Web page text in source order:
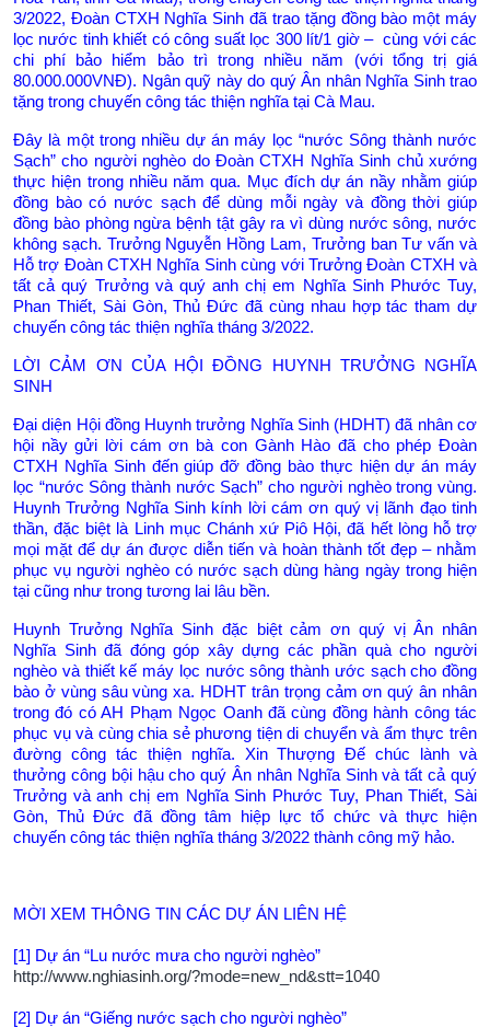
3/2022, Đoàn CTXH Nghĩa Sinh đã trao tặng đồng bào một máy
lọc nước tinh khiết có công suất lọc 300 lít/1 giờ – cùng với các
chi phí bảo hiểm bảo trì trong nhiều năm (với tổng trị giá
80.000.000VNĐ). Ngân quỹ này do quý Ân nhân Nghĩa Sinh trao
tặng trong chuyến công tác thiện nghĩa tại Cà Mau.
Đây là một trong nhiều dự án máy lọc “nước Sông thành nước
Sạch” cho người nghèo do Đoàn CTXH Nghĩa Sinh chủ xướng
thực hiện trong nhiều năm qua. Mục đích dự án nầy nhằm giúp
đồng bào có nước sạch để dùng mỗi ngày và đồng thời giúp
đồng bào phòng ngừa bệnh tật gây ra vì dùng nước sông, nước
không sạch. Trưởng Nguyễn Hồng Lam, Trưởng ban Tư vấn và
Hỗ trợ Đoàn CTXH Nghĩa Sinh cùng với Trưởng Đoàn CTXH và
tất cả quý Trưởng và quý anh chị em Nghĩa Sinh Phước Tuy,
Phan Thiết, Sài Gòn, Thủ Đức đã cùng nhau hợp tác tham dự
chuyến công tác thiện nghĩa tháng 3/2022.
LỜI CẢM ƠN CỦA HỘI ĐỒNG HUYNH TRƯỞNG NGHĨA
SINH
Đại diện Hội đồng Huynh trưởng Nghĩa Sinh (HDHT) đã nhân cơ
hội nầy gửi lời cám ơn bà con Gành Hào đã cho phép Đoàn
CTXH Nghĩa Sinh đến giúp đỡ đồng bào thực hiện dự án máy
lọc “nước Sông thành nước Sạch” cho người nghèo trong vùng.
Huynh Trưởng Nghĩa Sinh kính lời cám ơn quý vị lãnh đạo tinh
thần, đặc biệt là Linh mục Chánh xứ Piô Hội, đã hết lòng hỗ trợ
mọi mặt để dự án được diễn tiến và hoàn thành tốt đẹp – nhằm
phục vụ người nghèo có nước sạch dùng hàng ngày trong hiện
tại cũng như trong tương lai lâu bền.
Huynh Trưởng Nghĩa Sinh đặc biệt cảm ơn quý vị Ân nhân
Nghĩa Sinh đã đóng góp xây dựng các phần quà cho người
nghèo và thiết kế máy lọc nước sông thành ước sạch cho đồng
bào ở vùng sâu vùng xa. HDHT trân trọng cảm ơn qu‎ý ân nhân
trong đó có AH Phạm Ngọc Oanh đã cùng đồng hành công tác
phục vụ và cùng chia sẻ phương tiện di chuyển và ẩm thực trên
đường công tác thiện nghĩa. Xin Thượng Đế chúc lành và
thưởng công bội hậu cho quý Ân nhân Nghĩa Sinh và tất cả quý
Trưởng và anh chị em Nghĩa Sinh Phước Tuy, Phan Thiết, Sài
Gòn, Thủ Đức đã đồng tâm hiệp lực tổ chức và thực hiện
chuyến công tác thiện nghĩa tháng 3/2022 thành công mỹ hảo.
MỜI XEM THÔNG TIN CÁC DỰ ÁN LIÊN HỆ
[1] Dự án “Lu nước mưa cho người nghèo”
http://www.nghiasinh.org/?mode=new_nd&stt=1040
[2] Dự án “Giếng nước sạch cho người nghèo”